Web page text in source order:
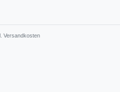
Versandkosten